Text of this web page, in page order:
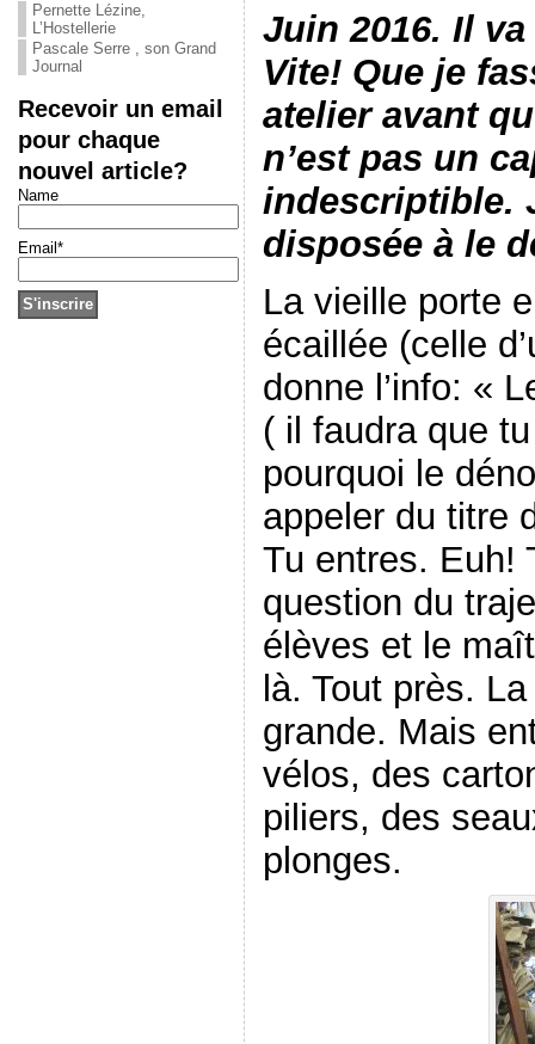
Pernette Lézine,
L’Hostellerie
Pascale Serre , son Grand
Journal
Recevoir un email
pour chaque
nouvel article?
Name
Email*
Juin 2016. Il
Vite! Que je
atelier avant
n’est pas un
indescriptible.
disposée à le
La vieille porte
écaillée (celle
donne l’info: «
( il faudra que
pourquoi le
appeler du titre
Tu entres. Euh!
question du
élèves et le
là. Tout près.
grande. Mais
vélos, des
piliers, des
plonges.